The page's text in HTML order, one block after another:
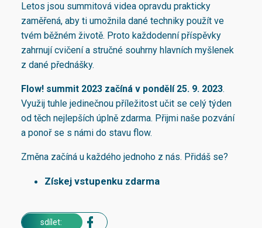
Letos jsou summitová videa opravdu prakticky
zaměřená, aby ti umožnila dané techniky použít ve
tvém běžném životě. Proto každodenní příspěvky
zahrnují cvičení a stručné souhrny hlavních myšlenek
z dané přednášky.
Flow! summit 2023 začíná v pondělí 25. 9. 2023.
Využij tuhle jedinečnou příležitost učit se celý týden
od těch nejlepších úplně zdarma. Přijmi naše pozvání
a ponoř se s námi do stavu flow.
Změna začíná u každého jednoho z nás. Přidáš se?
Získej vstupenku zdarma
sdílet: